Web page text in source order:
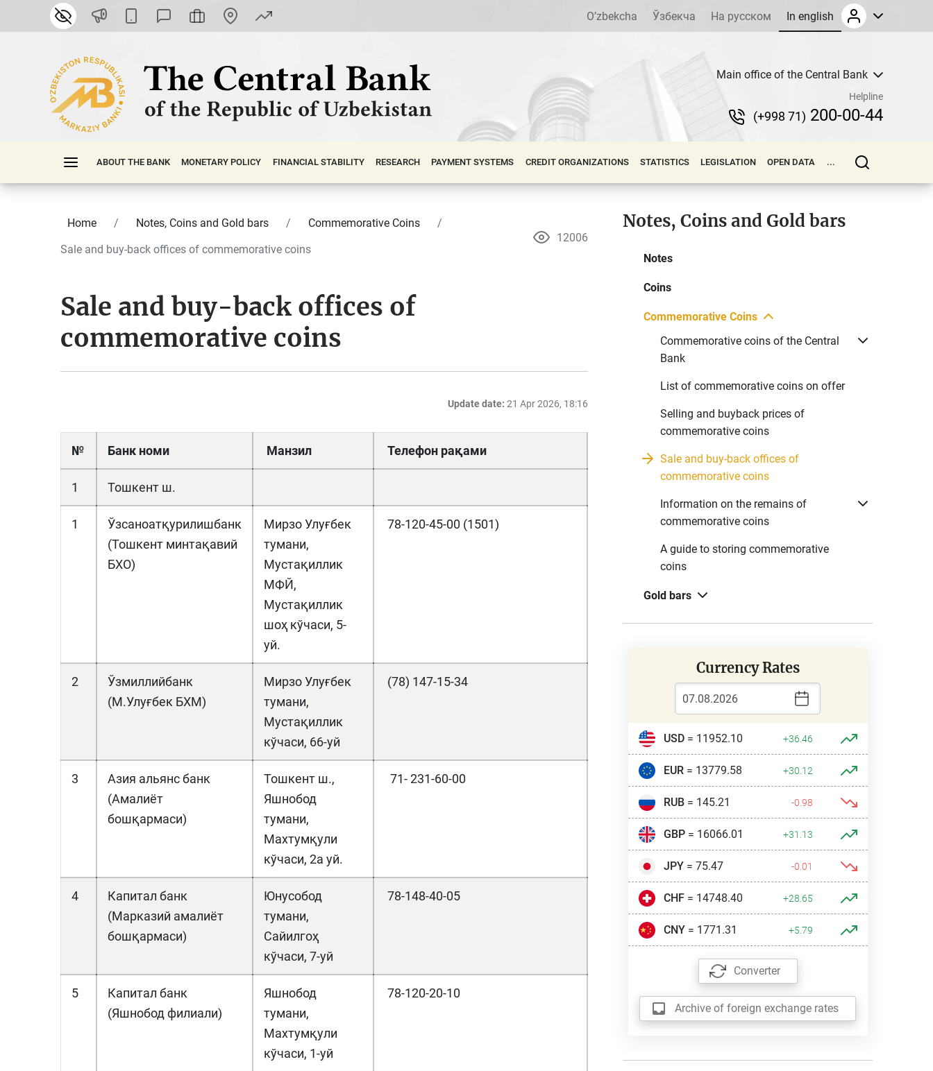
O’zbekcha Ўзбекча На русском In english
Main office of the Central Bank
Helpline
(+998 71) 200-00-44
ABOUT THE BANK MONETARY POLICY FINАNСIАL STABILITY RESEARCH PAYMENT SYSTEMS CREDIT ORGANIZATIONS STATISTICS LEGISLATION OPEN DATA ...
Home Notes, Coins and Gold bars
Commemorative Coins
Sale and buy-back offices of commemorative coins
12006
Sale and buy-back offices of
commemorative coins
Update date: 21 Apr 2026, 18:16
№ Банк номи Манзил Телефон рақами
1 Тошкент ш.
1
Ўзсаноатқурилишбанк
(Тошкент минтақавий
БХО)
Мирзо Улуғбек
тумани,
Мустақиллик
МФЙ,
Мустақиллик
шоҳ кўчаси, 5-
уй.
78-120-45-00 (1501)
2
Ўзмиллийбанк
(М.Улуғбек БХМ)
Мирзо Улуғбек
тумани,
Мустақиллик
кўчаси, 66-уй
(78) 147-15-34
3
Азия альянс банк
(Амалиёт
бошқармаси)
Тошкент ш.,
Яшнобод
тумани,
Махтумқули
кўчаси, 2а уй.
71- 231-60-00
4
Капитал банк
(Марказий амалиёт
бошқармаси)
Юнусобод
тумани,
Сайилгоҳ
кўчаси, 7-уй
78-148-40-05
5
Капитал банк
(Яшнобод филиали)
Яшнобод
тумани,
Махтумқули
кўчаси, 1-уй
78-120-20-10
Notes, Coins and Gold bars
Notes
Coins
Commemorative Coins
Commemorative coins of the Central
Bank
List of commemorative coins on offer
Selling and buyback prices of
commemorative coins
Sale and buy-back offices of
commemorative coins
Information on the remains of
commemorative coins
A guide to storing commemorative
coins
Gold bars
Currency Rates
USD= 11952.10 +36.46
EUR= 13779.58 +30.12
RUB= 145.21 -0.98
GBP= 16066.01 +31.13
JPY= 75.47 -0.01
CHF= 14748.40 +28.65
CNY= 1771.31 +5.79
Converter
Archive of foreign exchange rates